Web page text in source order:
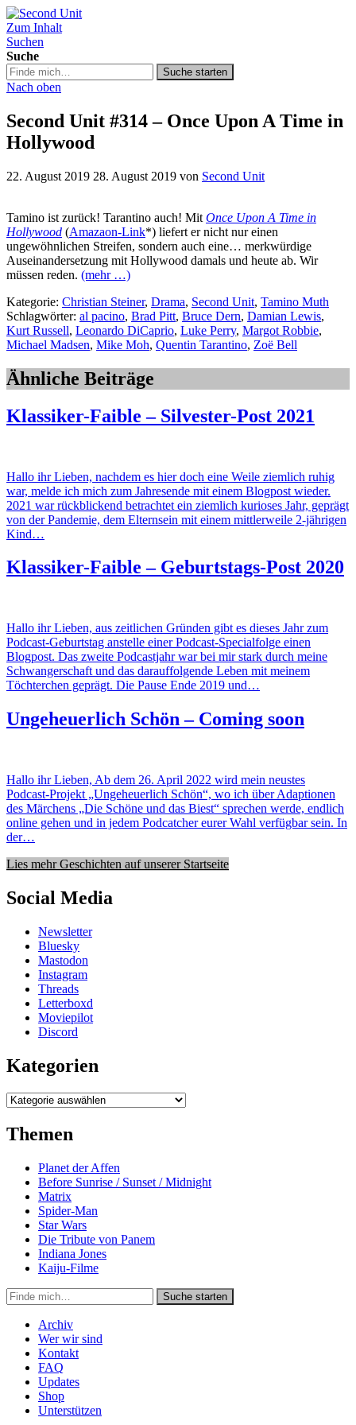
Second Unit
Zum Inhalt
Suchen
Suche
Suche
in
podcast.de/
Suche starten
Nach oben
Second Unit #314 – Once Upon A Time in
Hollywood
22. August 2019 28. August 2019 von Second Unit
Tamino ist zurück! Tarantino auch! Mit Once Upon A Time in
Hollywood (Amazaon-Link*) liefert er nicht nur einen
ungewöhnlichen Streifen, sondern auch eine… merkwürdige
Auseinandersetzung mit Hollywood damals und heute ab. Wir
müssen reden. (mehr …)
Kategorie: Christian Steiner, Drama, Second Unit, Tamino Muth
Schlagwörter: al pacino, Brad Pitt, Bruce Dern, Damian Lewis,
Kurt Russell, Leonardo DiCaprio, Luke Perry, Margot Robbie,
Michael Madsen, Mike Moh, Quentin Tarantino, Zoë Bell
Ähnliche Beiträge
Klassiker-Faible – Silvester-Post 2021
Hallo ihr Lieben, nachdem es hier doch eine Weile ziemlich ruhig
war, melde ich mich zum Jahresende mit einem Blogpost wieder.
2021 war rückblickend betrachtet ein ziemlich kurioses Jahr, geprägt
von der Pandemie, dem Elternsein mit einem mittlerweile 2-jährigen
Kind…
Klassiker-Faible – Geburtstags-Post 2020
Hallo ihr Lieben, aus zeitlichen Gründen gibt es dieses Jahr zum
Podcast-Geburtstag anstelle einer Podcast-Specialfolge einen
Blogpost. Das zweite Podcastjahr war bei mir stark durch meine
Schwangerschaft und das darauffolgende Leben mit meinem
Töchterchen geprägt. Die Pause Ende 2019 und…
Ungeheuerlich Schön – Coming soon
Hallo ihr Lieben, Ab dem 26. April 2022 wird mein neustes
Podcast-Projekt „Ungeheuerlich Schön“, wo ich über Adaptionen
des Märchens „Die Schöne und das Biest“ sprechen werde, endlich
online gehen und in jedem Podcatcher eurer Wahl verfügbar sein. In
der…
Lies mehr Geschichten auf unserer Startseite
Social Media
Newsletter
Bluesky
Mastodon
Instagram
Threads
Letterboxd
Moviepilot
Discord
Kategorien
Kategorien
Themen
Planet der Affen
Before Sunrise / Sunset / Midnight
Matrix
Spider-Man
Star Wars
Die Tribute von Panem
Indiana Jones
Kaiju-Filme
Suche
in
https://secondunit-
podcast.de/
Suche starten
Archiv
Wer wir sind
Kontakt
FAQ
Updates
Shop
Unterstützen